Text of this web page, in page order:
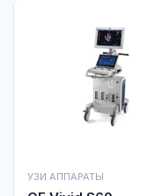
УЗИ АППАРАТЫ